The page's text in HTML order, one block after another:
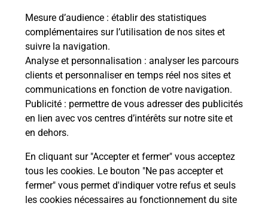
Mesure d’audience : établir des statistiques
complémentaires sur l’utilisation de nos sites et
suivre la navigation.
Analyse et personnalisation : analyser les parcours
clients et personnaliser en temps réel nos sites et
communications en fonction de votre navigation.
Publicité : permettre de vous adresser des publicités
en lien avec vos centres d’intérêts sur notre site et
en dehors.
En cliquant sur "Accepter et fermer" vous acceptez
tous les cookies. Le bouton "Ne pas accepter et
fermer" vous permet d'indiquer votre refus et seuls
les cookies nécessaires au fonctionnement du site
Imprimer des documents
Vous cherchez à faire des impressions à
SARREBOURG MESSMER (57400) ? Retrouvez une
imprimante dans votre bureau de Poste.
En savoir plus
SARREBOURG
SARREBOURG MESSMER